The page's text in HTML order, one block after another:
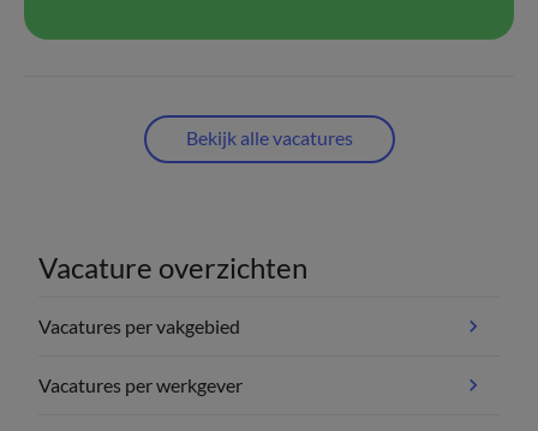
Bekijk alle vacatures
Vacature overzichten
Vacatures per vakgebied
Vacatures per werkgever